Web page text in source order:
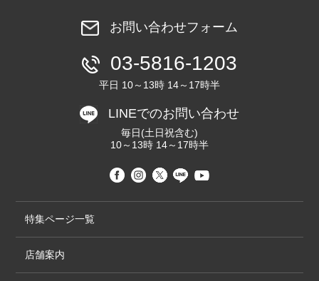
お問い合わせフォーム
03-5816-1203
平日 10～13時 14～17時半
LINEでのお問い合わせ
毎日(土日祝含む)
10～13時 14～17時半
特集ページ一覧
店舗案内